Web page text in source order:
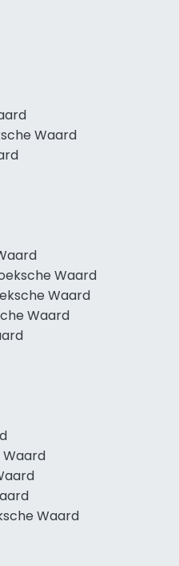
Waard
Waard
Waard
Waard
Waard
Waard